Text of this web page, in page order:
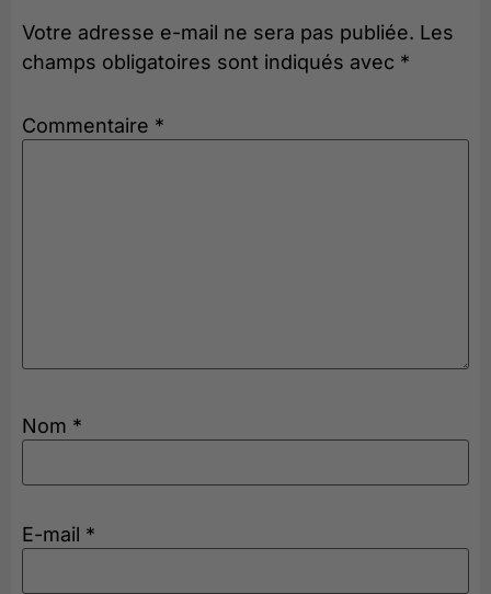
Votre adresse e-mail ne sera pas publiée. Les
champs obligatoires sont indiqués avec *
Commentaire *
Nom *
E-mail *